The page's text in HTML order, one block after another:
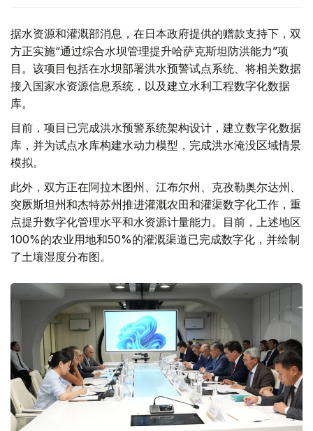
据水资源和灌溉部消息，在日本政府提供的赠款支持下，双
方正实施“通过综合水坝管理提升哈萨克斯坦防洪能力”项
目。该项目包括在水坝部署洪水预警试点系统、将相关数据
接入国家水资源信息系统，以及建立水利工程数字化数据
库。
目前，项目已完成洪水预警系统架构设计，建立数字化数据
库，并为试点水库构建水动力模型，完成洪水淹没区域情景
模拟。
此外，双方正在阿拉木图州、江布尔州、克孜勒奥尔达州、
突厥斯坦州和杰特苏州推进灌溉农田和灌渠数字化工作，重
点提升数字化管理水平和水资源计量能力。目前，上述地区
100%的农业用地和50%的灌溉渠道已完成数字化，并绘制
了土壤湿度分布图。